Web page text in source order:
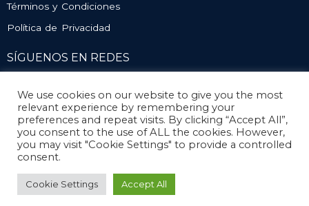
Términos y Condiciones
Política de Privacidad
SÍGUENOS EN REDES
We use cookies on our website to give you the most
relevant experience by remembering your
preferences and repeat visits. By clicking “Accept All”,
you consent to the use of ALL the cookies. However,
you may visit "Cookie Settings" to provide a controlled
consent.
Cookie Settings Accept All